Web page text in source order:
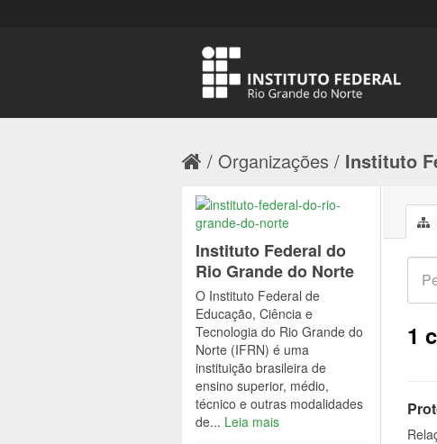
Organizações Instituto
1
Instituto Federal do
Rio Grande do Norte
O Instituto Federal de
Educação, Ciência e
Tecnologia do Rio Grande do
Norte (IFRN) é uma
instituição brasileira de
ensino superior, médio,
técnico e outras modalidades
de... Leia mais